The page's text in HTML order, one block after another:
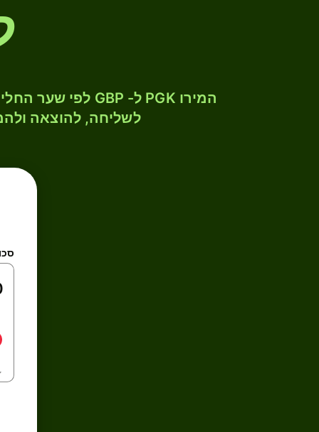
לשליחה, להוצאה